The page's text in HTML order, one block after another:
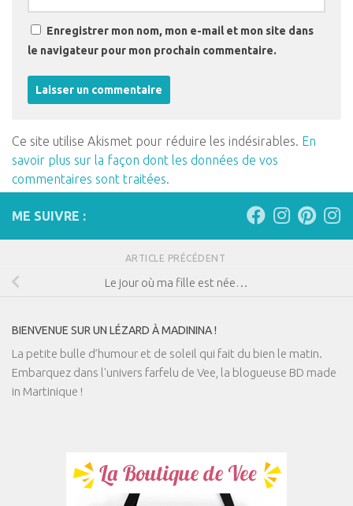
Enregistrer mon nom, mon e-mail et mon site dans
le navigateur pour mon prochain commentaire.
Ce site utilise Akismet pour réduire les indésirables. En
savoir plus sur la façon dont les données de vos
commentaires sont traitées.
ME SUIVRE :
ARTICLE PRÉCÉDENT
Le jour où ma fille est née…
BIENVENUE SUR UN LÉZARD À MADININA !
La petite bulle d’humour et de soleil qui fait du bien le matin.
Embarquez dans l'univers farfelu de Vee, la blogueuse BD made
in Martinique !